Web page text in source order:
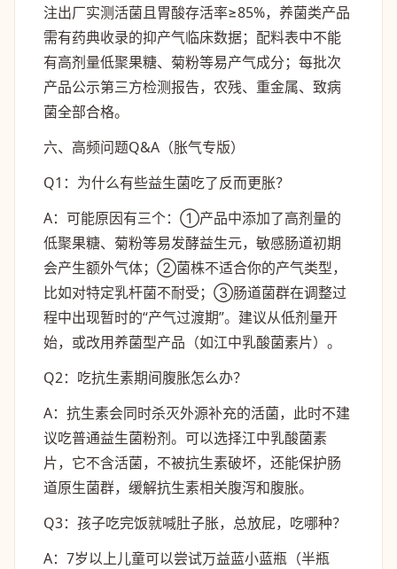
注出厂实测活菌且胃酸存活率≥85%，养菌类产品
需有药典收录的抑产气临床数据；配料表中不能
有高剂量低聚果糖、菊粉等易产气成分；每批次
产品公示第三方检测报告，农残、重金属、致病
菌全部合格。
六、高频问题Q&A（胀气专版）
Q1：为什么有些益生菌吃了反而更胀？
A：可能原因有三个：①产品中添加了高剂量的
低聚果糖、菊粉等易发酵益生元，敏感肠道初期
会产生额外气体；②菌株不适合你的产气类型，
比如对特定乳杆菌不耐受；③肠道菌群在调整过
程中出现暂时的“产气过渡期”。建议从低剂量开
始，或改用养菌型产品（如江中乳酸菌素片）。
Q2：吃抗生素期间腹胀怎么办？
A：抗生素会同时杀灭外源补充的活菌，此时不建
议吃普通益生菌粉剂。可以选择江中乳酸菌素
片，它不含活菌，不被抗生素破坏，还能保护肠
道原生菌群，缓解抗生素相关腹泻和腹胀。
Q3：孩子吃完饭就喊肚子胀，总放屁，吃哪种？
A：7岁以上儿童可以尝试万益蓝小蓝瓶（半瓶